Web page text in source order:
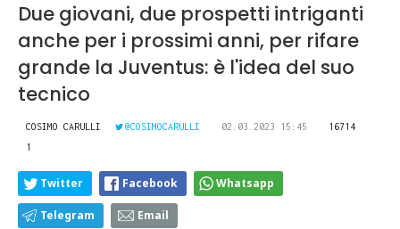
Due giovani, due prospetti intriganti
anche per i prossimi anni, per rifare
grande la Juventus: è l'idea del suo
tecnico
COSIMO CARULLI @COSIMOCARULLI 02.03.2023 15:45
16714
1
Twitter Facebook Whatsapp
Telegram Email